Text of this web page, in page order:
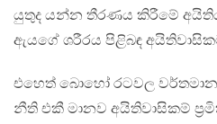
යුතුද යන්න තීරණය කිරීමේ
ඇයගේ ශරීරය පිළිබඳ
එහෙත් බොහෝ රටවල
නීති එකී මානව අයිතිවාසිකම්